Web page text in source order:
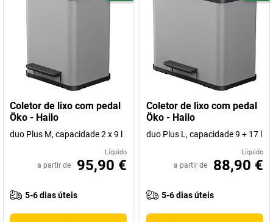
Coletor de lixo com pedal
Öko - Hailo
duo Plus M, capacidade 2 x 9 l
Líquido
a partir de 95,90 €
5-6 dias úteis
Coletor de lixo com pedal
Öko - Hailo
duo Plus L, capacidade 9 + 17 l
Líquido
a partir de 88,90 €
5-6 dias úteis